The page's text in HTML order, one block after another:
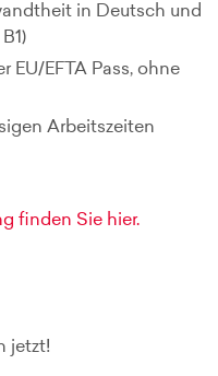
in Deutsch und
EU/EFTA Pass, ohne
Arbeitszeiten
finden Sie hier.
jetzt!